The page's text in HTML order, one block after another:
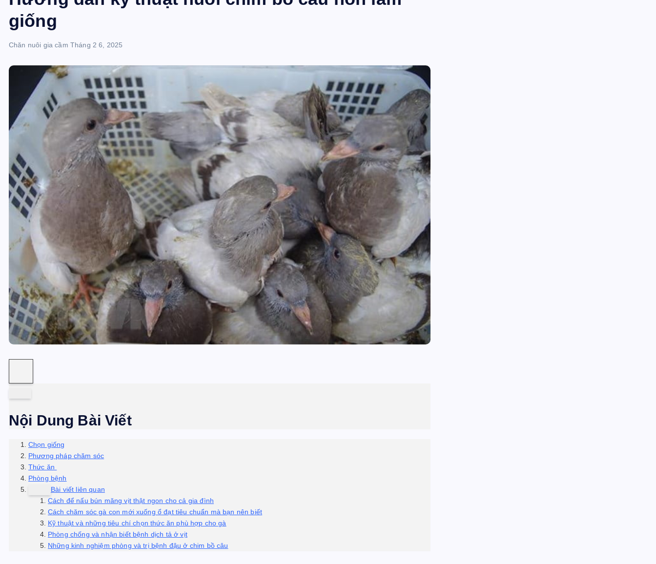
giống
Chăn nuôi gia cầm Tháng 2 6, 2025
Nội Dung Bài Viết
Chọn giống
Phương pháp chăm sóc
Thức ăn
Phòng bệnh
Bài viết liên quan
Cách để nấu bún măng vịt thật ngon cho cả gia đình
Cách chăm sóc gà con mới xuống ổ đạt tiêu chuẩn mà bạn nên biết
Kỹ thuật và những tiêu chí chọn thức ăn phù hợp cho gà
Phòng chống và nhận biết bệnh dịch tả ở vịt
Những kinh nghiệm phòng và trị bệnh đậu ở chim bồ câu